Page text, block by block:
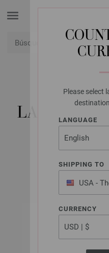
Please select
LANGUAGE
SHIPPING TO
USA -
of America
CURRENCY
LANA
LANDLUST